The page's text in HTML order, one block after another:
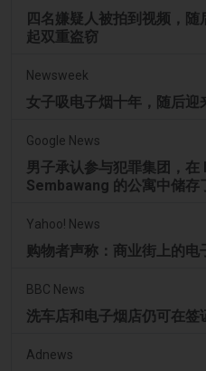
四名嫌疑人被拍到视频，
起双重盗窃
Newsweek
女子吸电子烟十年，随后迎
Google News
男子承认参与犯罪集团，
Sembawang 的公寓中储存
Yahoo! News
购物者声称：商业街上的电
BBC News
洗车店和电子烟店仍可在签
Adnews